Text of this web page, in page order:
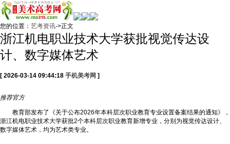
您的位置： 艺考资讯->正文
浙江机电职业技术大学获批视觉传达设
计、数字媒体艺术
[ 2026-03-14 09:44:18 手机美考网 ]
推荐官方
教育部发布了《关于公布2026年本科层次职业教育专业设置备案结果的通知》，
浙江机电职业技术大学获批2个本科层次职业教育新增专业，分别为视觉传达设计、
数字媒体艺术，均为艺术类专业。